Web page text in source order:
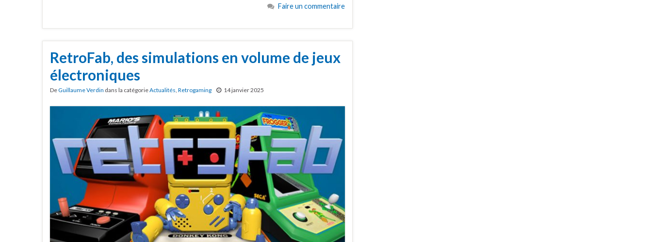
Faire un commentaire
RetroFab, des simulations en volume de jeux
électroniques
DeGuillaume Verdin dans la catégorieActualités Retrogaming 14 janvier 2025